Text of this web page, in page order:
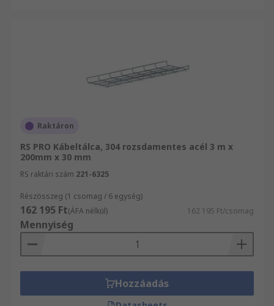
Raktáron
RS PRO Kábeltálca, 304 rozsdamentes acél 3 m x
200mm x 30 mm
RS raktári szám 221-6325
Részösszeg (1 csomag / 6 egység)
162 195 Ft(ÁFA nélkül) 162 195 Ft/csomag
Mennyiség
Hozzáadás